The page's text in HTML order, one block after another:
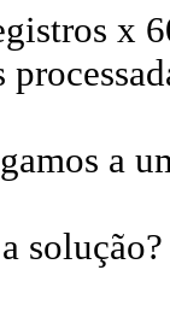
x
a